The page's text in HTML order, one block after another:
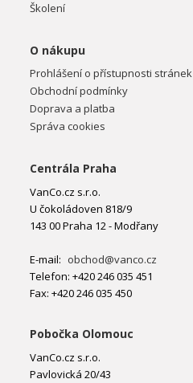
Školení
O nákupu
Prohlášení o přístupnosti stránek
Obchodní podmínky
Doprava a platba
Správa cookies
Centrála Praha
VanCo.cz s.r.o.
U čokoládoven 818/9
143 00 Praha 12 - Modřany
E-mail: obchod@vanco.cz
Telefon: +420 246 035 451
Fax: +420 246 035 450
Pobočka Olomouc
VanCo.cz s.r.o.
Pavlovická 20/43